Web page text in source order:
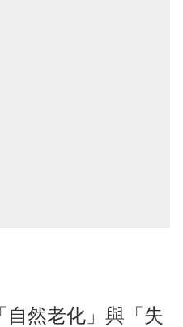
自然老化」與「失